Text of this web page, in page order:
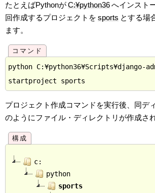
たとえばPythonがC:¥python36へインスト
回作成するプロジェクトを sports とする場
ます。
python C:¥python36¥Scripts¥django-
プロジェクト作成コマンドを実行後、同デ
のようにファイル・ディレクトリが作成さ
c:
python
sports